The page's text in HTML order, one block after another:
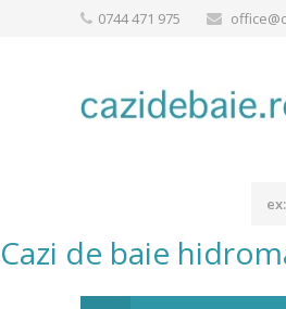
0744 471 975
Cazi de baie